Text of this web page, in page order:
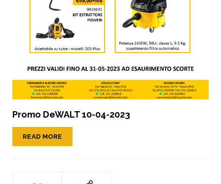
Promo DeWALT 10-04-2023
READ MORE